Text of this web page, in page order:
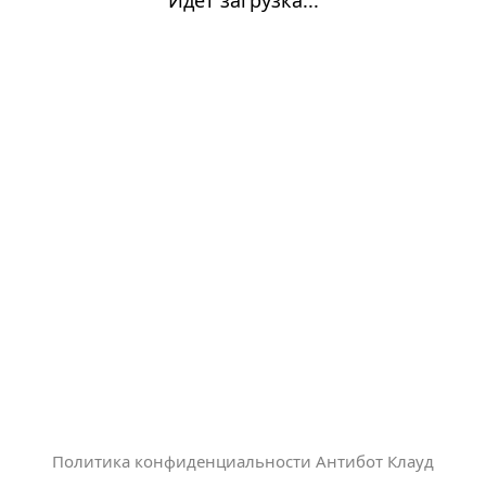
Политика конфиденциальности Антибот Клауд